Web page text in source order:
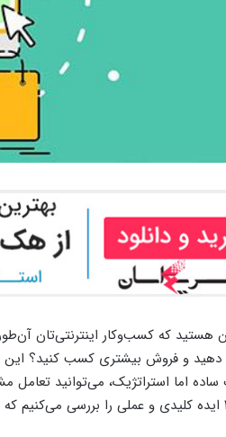
هستید که کسب‌وکار اینترنتی‌تان
دهید و فروش بیشتری کسب کنید؟ این
ساده اما استراتژیک، می‌توانید